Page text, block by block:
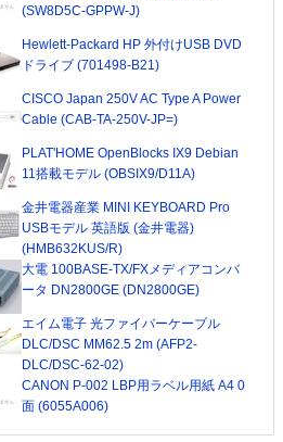
(SW8D5C-GPPW-J)
Hewlett-Packard HP 外付けUSB DVD
ドライブ (701498-B21)
CISCO Japan 250V AC Type A Power
Cable (CAB-TA-250V-JP=)
PLAT'HOME OpenBlocks IX9 Debian
11搭載モデル (OBSIX9/D11A)
金井電器産業 MINI KEYBOARD Pro
USBモデル 英語版 (金井電器)
(HMB632KUS/R)
大電 100BASE-TX/FXメディアコンバ
ータ DN2800GE (DN2800GE)
エイム電子 光ファイバーケーブル
DLC/DSC MM62.5 2m (AFP2-
DLC/DSC-62-02)
CANON P-002 LBP用ラベル用紙 A4 0
面 (6055A006)